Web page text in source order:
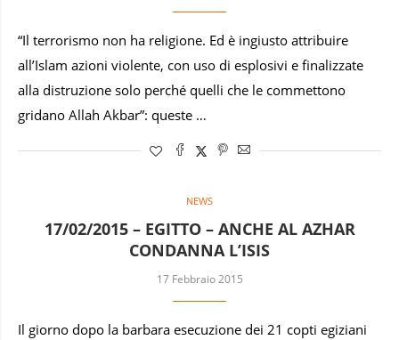
“Il terrorismo non ha religione. Ed è ingiusto attribuire
all’Islam azioni violente, con uso di esplosivi e finalizzate
alla distruzione solo perché quelli che le commettono
gridano Allah Akbar”: queste …
NEWS
17/02/2015 – EGITTO – ANCHE AL AZHAR
CONDANNA L’ISIS
17 Febbraio 2015
Il giorno dopo la barbara esecuzione dei 21 copti egiziani